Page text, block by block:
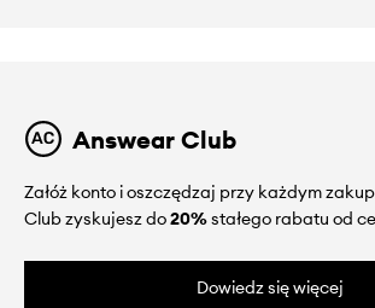
Answear Club
Załóż konto i oszczędzaj przy każdym
Club zyskujesz do20%stałego rabatu od
Dowiedz się więcej